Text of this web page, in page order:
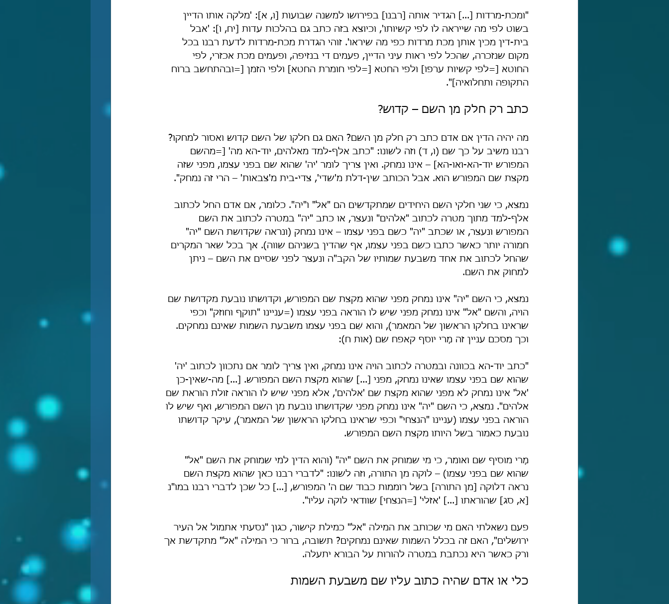
"ומכת-מרדות [...] הגדיר אותה [רבנו] בפירושו למשנה שבועות [ו, א]: 'מלקה אותו הדיין
בשוט לפי מה שייראה לו לפי קשיותו', וכיוצא בזה כתב גם בהלכות עדות [יח, ו]: 'אבל
בית-דין מכין אותן מכת מרדות כפי מה שיראו'. זוהי הגדרת מכת-מרדות לדעת רבנו בכל
מקום שנזכרה, שהכל לפי ראות עיני הדיין, פעמים די בנזיפה, ופעמים מכת אכזרי, לפי
החוטא [=לפי קשיות ערפו] ולפי החטא [=לפי חומרת החטא] ולפי הזמן [=ובהתחשב ברוח
התקופה ותחלואיה]".
כתב רק חלק מן השם – קדוש?
מה יהיה הדין אם אדם כתב רק חלק מן השם? האם גם חלקו של השם קדוש ואסור למחקו?
רבנו משיב על כך שם (ו, ד) וזה לשונו: "כתב אלף-למד מאלהים, יוד-הא מה' [=מהשם
המפורש יוד-הא-ואו-הא] – אינו נמחק. ואין צריך לומר 'יה' שהוא שם בפני עצמו, מפני שזה
מקצת שם המפורש הוא. אבל הכותב שין-דלת מ'שדי', צדי-בית מ'צבאות' – הרי זה נמחק".
נמצא, כי שני חלקי השם היחידים שמתקדשים הם "אל" ו"יה". כלומר, אם אדם החל לכתוב
אלף-למד מתוך מטרה לכתוב "אלהים" ונעצר, או כתב "יה" במטרה לכתוב את השם
המפורש ונעצר, או שכתב "יה" כשם בפני עצמו – אינו נמחק (ונראה שקדושת השם "יה"
חמורה יותר כאשר כתבו כשם בפני עצמו, אף שהדין בשניהם שווה). אך בכל שאר המקרים
שהחל לכתוב את אחד משבעת שמותיו של הקב"ה ונעצר לפני שסיים את השם – ניתן
למחוק את השם.
נמצא, כי השם "יה" אינו נמחק מפני שהוא מקצת שם המפורש, וקדושתו נובעת מקדושת שם
הויה, והשם "אל" אינו נמחק מפני שיש לו הוראה בפני עצמו (=עניינו "תוקף וחוזק" וכפי
שראינו בחלקו הראשון של המאמר), והוא שֵׁם בפני עצמו משבעת השמות שאינם נמחקים.
וכך מסכם עניין זה מָרי יוסף קאפח שם (אות ח):
"כתב יוד-הא בכוונה ובמטרה לכתוב הויה אינו נמחק, ואין צריך לומר אם נתכוון לכתוב 'יה'
שהוא שם בפני עצמו שאינו נמחק, מפני [...] שהוא מקצת השם המפורש. [...] מה-שאין-כן
'אל' אינו נמחק לא מפני שהוא מקצת שם 'אלהים', אלא מפני שיש לו הוראה זולת הוראת שם
אלהים". נמצא, כי השם "יה" אינו נמחק מפני שקדושתו נובעת מן השם המפורש, ואף שיש לו
הוראה בפני עצמו (עניינו "הנצחי" וכפי שראינו בחלקו הראשון של המאמר), עיקר קדושתו
נובעת כאמור בשל היותו מקצת השם המפורש.
מָרי מוסיף שם ואומר, כי מי שמוחק את השם "יה" (והוא הדין למי שמוחק את השם "אל"
שהוא שם בפני עצמו) – לוקה מן התורה, וזה לשונו: "לדברי רבנו כאן שהוא מקצת השם
נראה דלוקה [מן התורה] בשל רוממות כבוד שם ה' המפורש, [...] כל שכן לדברי רבנו במו"נ
[א, סג] שהוראתו [...] 'אזלי' [=הנצחי] שוודאי לוקה עליו".
פעם נשאלתי האם מי שכותב את המילה "אל" כמילת קישור, כגון "נסעתי אתמול אל העיר
ירושלים", האם זה בכלל השמות שאינם נמחקים? תשובה, ברור כי המילה "אל" מתקדשת אך
ורק כאשר היא נכתבת במטרה להורות על הבורא יתעלה.
כלי או אדם שהיה כתוב עליו שם משבעת השמות